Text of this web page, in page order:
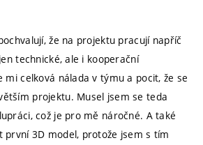
že na projektu pracují napříč
technické, ale i kooperační
mi celková nálada v týmu a pocit, že se
projektu. Musel jsem se teda
což je pro mě náročné. A také
první 3D model, protože jsem s tím